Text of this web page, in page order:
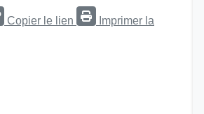
Copier le lien
Imprimer la